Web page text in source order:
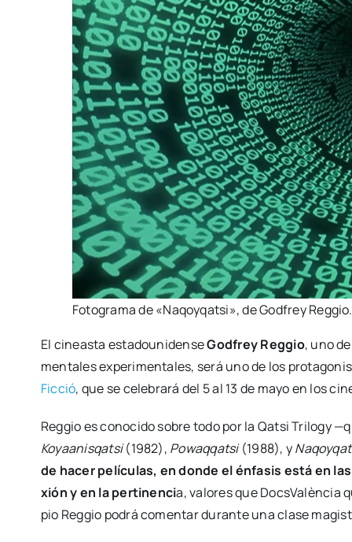
Foto­gra­ma de «Naqoy­qatsi», de God­frey Reg­gio.
El cineas­ta esta­dou­ni­den­seGod­frey Reg­gio, uno
men­ta­les expe­ri­men­ta­les, será uno de los
Fic­ció, que se cele­bra­rá del 5 al 13 de mayo en los
Reg­gio es cono­ci­do sobre todo por la Qatsi Tri­logy
Koyaa­nis­qatsi(1982), Powaq­qatsi(1988), y
de hacer pelí­cu­las, en don­de el énfa­sis está en
xión y en la per­ti­nen­cia, valo­res que Docs­Va­lèn­cia
pio Reg­gio podrá comen­tar duran­te una cla­se